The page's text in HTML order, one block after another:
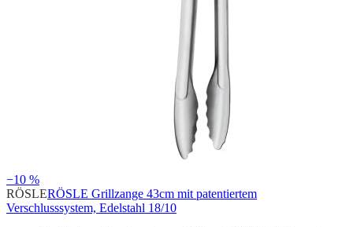
−10 %
RÖSLERÖSLE Grillzange 43cm mit patentiertem
Verschlusssystem, Edelstahl 18/10